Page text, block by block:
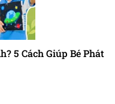
5 Cách Giúp Bé Phát